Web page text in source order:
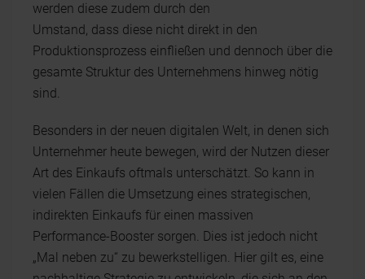
werden diese zudem durch den
Umstand, dass diese nicht direkt in den
Produktionsprozess einfließen und dennoch über die
gesamte Struktur des Unternehmens hinweg nötig
sind.
Besonders in der neuen digitalen Welt, in denen sich
Unternehmer heute bewegen, wird der Nutzen dieser
Art des Einkaufs oftmals unterschätzt. So kann in
vielen Fällen die Umsetzung eines strategischen,
indirekten Einkaufs für einen massiven
Performance-Booster sorgen. Dies ist jedoch nicht
„Mal neben zu“ zu bewerkstelligen. Hier gilt es, eine